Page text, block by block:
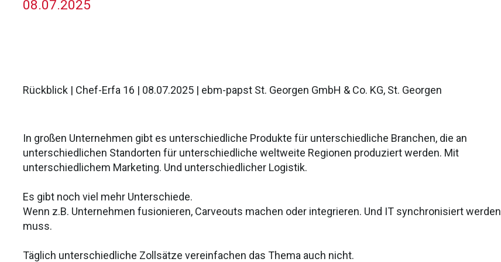
08.07.2025
Rückblick | Chef-Erfa 16 | 08.07.2025 | ebm-papst St. Georgen GmbH & Co. KG, St. Georgen
In großen Unternehmen gibt es unterschiedliche Produkte für unterschiedliche Branchen, die an
unterschiedlichen Standorten für unterschiedliche weltweite Regionen produziert werden. Mit
unterschiedlichem Marketing. Und unterschiedlicher Logistik.
Es gibt noch viel mehr Unterschiede.
Wenn z.B. Unternehmen fusionieren, Carveouts machen oder integrieren. Und IT synchronisiert werden
muss.
Täglich unterschiedliche Zollsätze vereinfachen das Thema auch nicht.